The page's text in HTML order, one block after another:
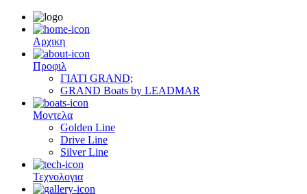
Αρχικη
Προφιλ
ΓΙΑΤΙ GRAND;
GRAND Boats by LEADMAR
Μοντελα
Golden Line
Drive Line
Silver Line
Τεχνολογια